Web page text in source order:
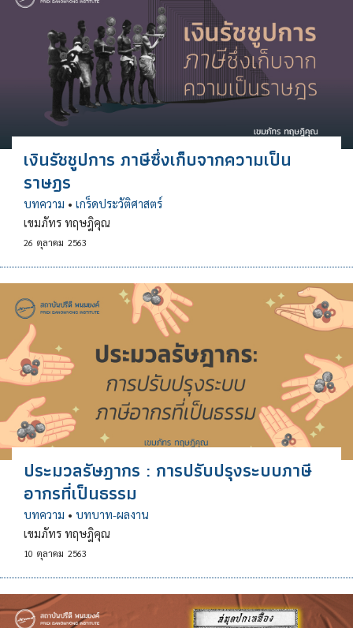
เงินรัชชูปการ ภาษีซึ่งเก็บจากความเป็น
ราษฎร
บทความ • เกร็ดประวัติศาสตร์
เขมภัทร ทฤษฎิคุณ
26 ตุลาคม 2563
ประมวลรัษฎากร : การปรับปรุงระบบภาษี
อากรที่เป็นธรรม
บทความ • บทบาท-ผลงาน
เขมภัทร ทฤษฎิคุณ
10 ตุลาคม 2563